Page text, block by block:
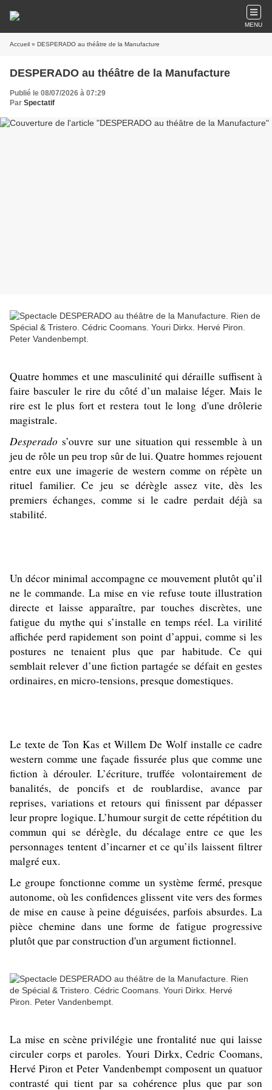
MENU
Accueil » DESPERADO au théâtre de la Manufacture
DESPERADO au théâtre de la Manufacture
Publié le 08/07/2026 à 07:29
Par Spectatif
Quatre hommes et une masculinité qui déraille suffisent à
faire basculer le rire du côté d’un malaise léger. Mais le
rire est le plus fort et restera tout le long d'une drôlerie
magistrale.
Desperado s’ouvre sur une situation qui ressemble à un
jeu de rôle un peu trop sûr de lui. Quatre hommes rejouent
entre eux une imagerie de western comme on répète un
rituel familier. Ce jeu se dérègle assez vite, dès les
premiers échanges, comme si le cadre perdait déjà sa
stabilité.
Un décor minimal accompagne ce mouvement plutôt qu’il
ne le commande. La mise en vie refuse toute illustration
directe et laisse apparaître, par touches discrètes, une
fatigue du mythe qui s’installe en temps réel. La virilité
affichée perd rapidement son point d’appui, comme si les
postures ne tenaient plus que par habitude. Ce qui
semblait relever d’une fiction partagée se défait en gestes
ordinaires, en micro-tensions, presque domestiques.
Le texte de Ton Kas et Willem De Wolf installe ce cadre
western comme une façade fissurée plus que comme une
fiction à dérouler. L’écriture, truffée volontairement de
banalités, de poncifs et de roublardise, avance par
reprises, variations et retours qui finissent par dépasser
leur propre logique. L’humour surgit de cette répétition du
commun qui se dérègle, du décalage entre ce que les
personnages tentent d’incarner et ce qu’ils laissent filtrer
malgré eux.
Le groupe fonctionne comme un système fermé, presque
autonome, où les confidences glissent vite vers des formes
de mise en cause à peine déguisées, parfois absurdes. La
pièce chemine dans une forme de fatigue progressive
plutôt que par construction d'un argument fictionnel.
La mise en scène privilégie une frontalité nue qui laisse
circuler corps et paroles. Youri Dirkx, Cedric Coomans,
Hervé Piron et Peter Vandenbempt composent un quatuor
contrasté qui tient par sa cohérence plus que par son